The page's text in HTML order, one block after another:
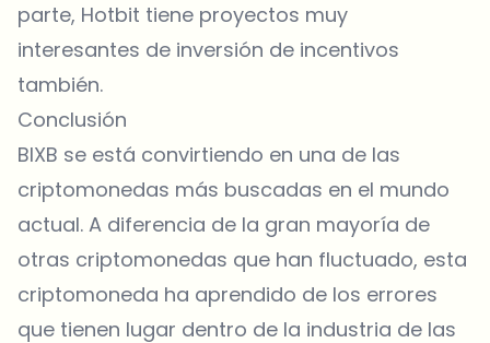
parte, Hotbit tiene proyectos muy
interesantes de inversión de incentivos
también.
Conclusión
BIXB se está convirtiendo en una de las
criptomonedas más buscadas en el mundo
actual. A diferencia de la gran mayoría de
otras criptomonedas que han fluctuado, esta
criptomoneda ha aprendido de los errores
que tienen lugar dentro de la industria de las